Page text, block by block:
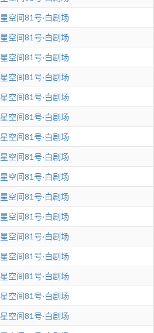
星空间81号·白剧场
星空间81号·白剧场
星空间81号·白剧场
星空间81号·白剧场
星空间81号·白剧场
星空间81号·白剧场
星空间81号·白剧场
星空间81号·白剧场
星空间81号·白剧场
星空间81号·白剧场
星空间81号·白剧场
星空间81号·白剧场
星空间81号·白剧场
星空间81号·白剧场
星空间81号·白剧场
星空间81号·白剧场